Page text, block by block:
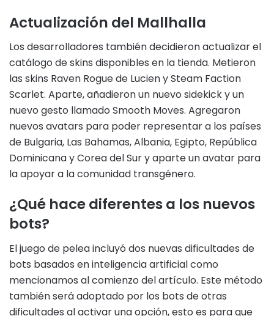
Actualización del Mallhalla
Los desarrolladores también decidieron actualizar el
catálogo de skins disponibles en la tienda. Metieron
las skins Raven Rogue de Lucien y Steam Faction
Scarlet. Aparte, añadieron un nuevo sidekick y un
nuevo gesto llamado Smooth Moves. Agregaron
nuevos avatars para poder representar a los países
de Bulgaria, Las Bahamas, Albania, Egipto, República
Dominicana y Corea del Sur y aparte un avatar para
la apoyar a la comunidad transgénero.
¿Qué hace diferentes a los nuevos
bots?
El juego de pelea incluyó dos nuevas dificultades de
bots basados en inteligencia artificial como
mencionamos al comienzo del artículo. Este método
también será adoptado por los bots de otras
dificultades al activar una opción, esto es para que